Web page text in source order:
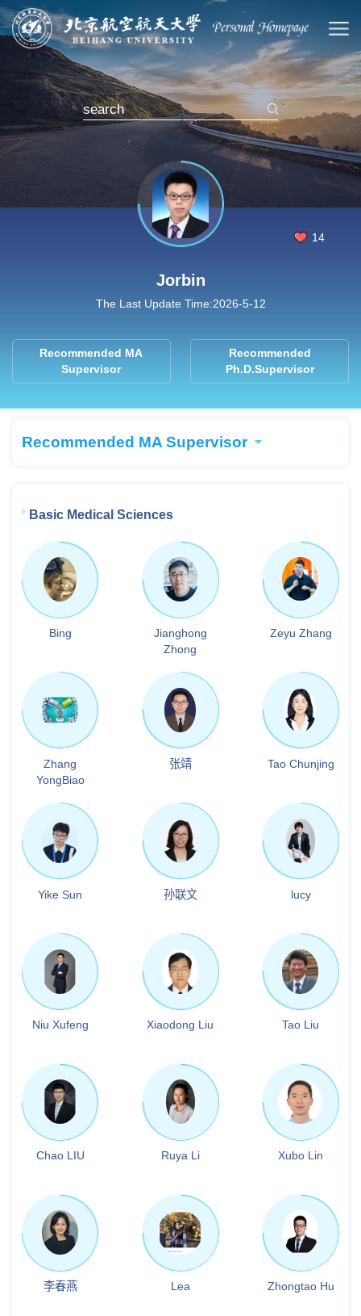
14
Jorbin
The Last Update Time:2026-5-12
Recommended MA
Supervisor
Recommended
Ph.D.Supervisor
Recommended MA Supervisor
Basic Medical Sciences
Bing
Jianghong
Zhong
Zeyu Zhang
Zhang
YongBiao
张靖 Tao Chunjing
Yike Sun 孙联文 lucy
Niu Xufeng Xiaodong Liu Tao Liu
Chao LIU Ruya Li Xubo Lin
李春燕 Lea Zhongtao Hu